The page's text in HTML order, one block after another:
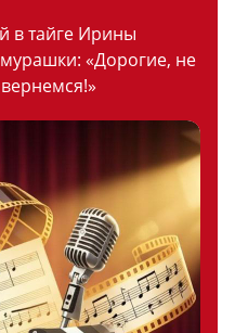
в тайге Ирины
«Дорогие, не